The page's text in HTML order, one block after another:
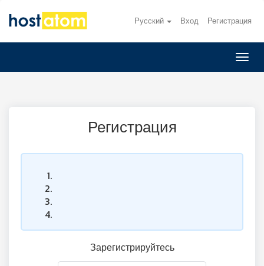
Русский Вход Регистрация
Регистрация
Зарегистрируйтесь